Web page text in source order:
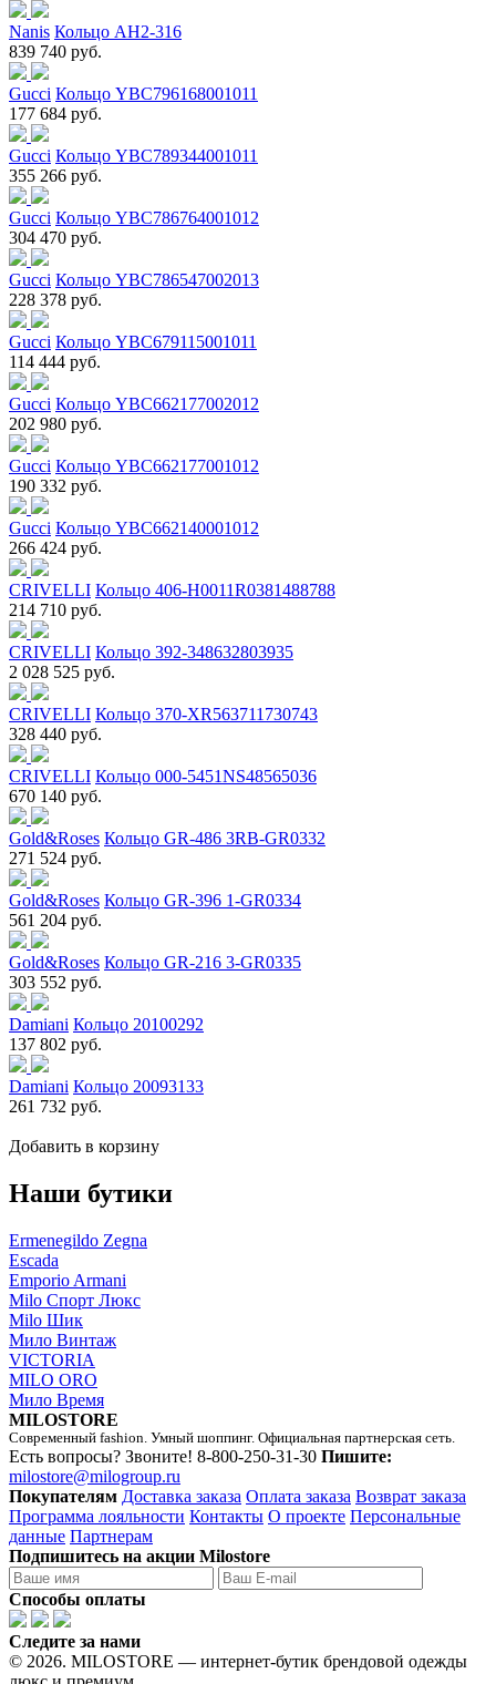
Nanis Кольцо AH2-316
839 740 руб.
Gucci Кольцо YBC796168001011
177 684 руб.
Gucci Кольцо YBC789344001011
355 266 руб.
Gucci Кольцо YBC786764001012
304 470 руб.
Gucci Кольцо YBC786547002013
228 378 руб.
Gucci Кольцо YBC679115001011
114 444 руб.
Gucci Кольцо YBC662177002012
202 980 руб.
Gucci Кольцо YBC662177001012
190 332 руб.
Gucci Кольцо YBC662140001012
266 424 руб.
CRIVELLI Кольцо 406-H0011R0381488788
214 710 руб.
CRIVELLI Кольцо 392-348632803935
2 028 525 руб.
CRIVELLI Кольцо 370-XR563711730743
328 440 руб.
CRIVELLI Кольцо 000-5451NS48565036
670 140 руб.
Gold&Roses Кольцо GR-486 3RB-GR0332
271 524 руб.
Gold&Roses Кольцо GR-396 1-GR0334
561 204 руб.
Gold&Roses Кольцо GR-216 3-GR0335
303 552 руб.
Damiani Кольцо 20100292
137 802 руб.
Damiani Кольцо 20093133
261 732 руб.
Добавить в корзину
Наши бутики
Ermenegildo Zegna
Escada
Emporio Armani
Milo Спорт Люкс
Milo Шик
Мило Винтаж
VICTORIA
MILO ORO
Мило Время
MILOSTORE
Современный fashion. Умный шоппинг. Официальная партнерская сеть.
Есть вопросы? Звоните! 8-800-250-31-30 Пишите:
milostore@milogroup.ru
Покупателям Доставка заказа Оплата заказа Возврат заказа
Программа лояльности Контакты О проекте Персональные
данные Партнерам
Подпишитесь на акции Milostore
Способы оплаты
Следите за нами
© 2026. MILOSTORE — интернет-бутик брендовой одежды